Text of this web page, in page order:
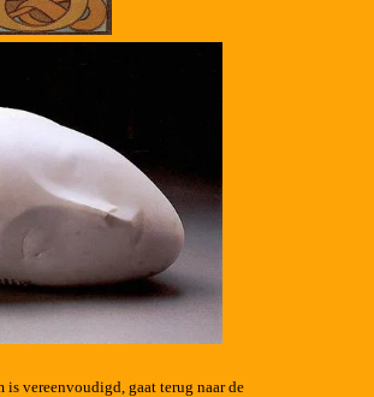
is vereenvoudigd, gaat terug naar de